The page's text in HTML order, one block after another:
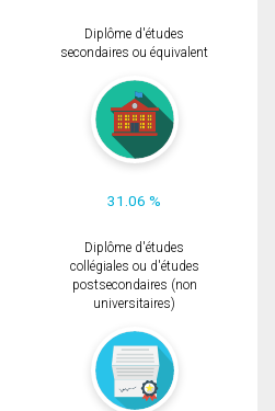
Diplôme d'études
secondaires ou équivalent
31.06 %
Diplôme d'études
collégiales ou d'études
postsecondaires (non
universitaires)